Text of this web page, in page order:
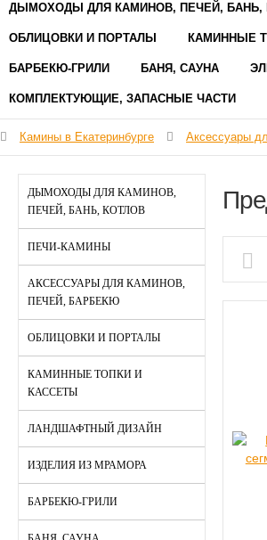
ДЫМОХОДЫ ДЛЯ КАМИНОВ, ПЕЧЕЙ, БАНЬ,
ОБЛИЦОВКИ И ПОРТАЛЫ КАМИННЫЕ
БАРБЕКЮ-ГРИЛИ БАНЯ, САУНА
КОМПЛЕКТУЮЩИЕ, ЗАПАСНЫЕ ЧАСТИ
Камины в Екатеринбурге Аксессуары
ДЫМОХОДЫ ДЛЯ КАМИНОВ,
ПЕЧЕЙ, БАНЬ, КОТЛОВ
ПЕЧИ-КАМИНЫ
АКСЕССУАРЫ ДЛЯ КАМИНОВ,
ПЕЧЕЙ, БАРБЕКЮ
ОБЛИЦОВКИ И ПОРТАЛЫ
КАМИННЫЕ ТОПКИ И
КАССЕТЫ
ЛАНДШАФТНЫЙ ДИЗАЙН
ИЗДЕЛИЯ ИЗ МРАМОРА
БАРБЕКЮ-ГРИЛИ